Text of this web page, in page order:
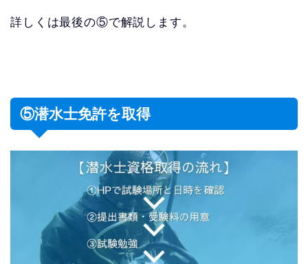
詳しくは最後の⑤で解説します。
⑤潜水士免許を取得